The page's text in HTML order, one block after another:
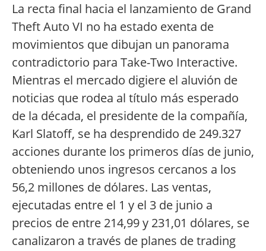
La recta final hacia el lanzamiento de Grand
Theft Auto VI no ha estado exenta de
movimientos que dibujan un panorama
contradictorio para Take-Two Interactive.
Mientras el mercado digiere el aluvión de
noticias que rodea al título más esperado
de la década, el presidente de la compañía,
Karl Slatoff, se ha desprendido de 249.327
acciones durante los primeros días de junio,
obteniendo unos ingresos cercanos a los
56,2 millones de dólares. Las ventas,
ejecutadas entre el 1 y el 3 de junio a
precios de entre 214,99 y 231,01 dólares, se
canalizaron a través de planes de trading